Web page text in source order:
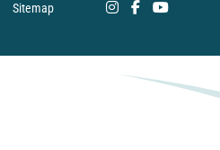
Sitemap